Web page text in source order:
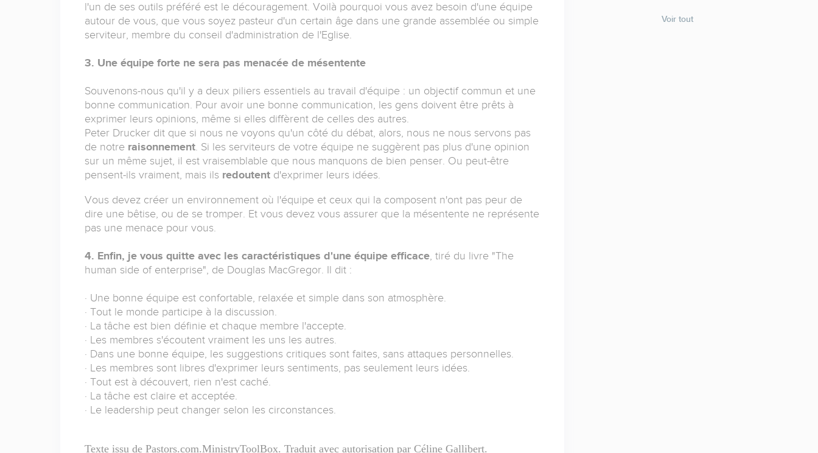
l'un de ses outils préféré est le découragement. Voilà pourquoi vous avez besoin d'une équipe
autour de vous, que vous soyez pasteur d'un certain âge dans une grande assemblée ou simple
serviteur, membre du conseil d'administration de l'Eglise.
3. Une équipe forte ne sera pas menacée de mésentente
Souvenons-nous qu'il y a deux piliers essentiels au travail d'équipe : un objectif commun et une
bonne communication. Pour avoir une bonne communication, les gens doivent être prêts à
exprimer leurs opinions, même si elles diffèrent de celles des autres.
Peter Drucker dit que si nous ne voyons qu'un côté du débat, alors, nous ne nous servons pas
de notre raisonnement. Si les serviteurs de votre équipe ne suggèrent pas plus d'une opinion
sur un même sujet, il est vraisemblable que nous manquons de bien penser. Ou peut-être
pensent-ils vraiment, mais ils redoutentd'exprimer leurs idées.
Vous devez créer un environnement où l'équipe et ceux qui la composent n'ont pas peur de
dire une bêtise, ou de se tromper. Et vous devez vous assurer que la mésentente ne représente
pas une menace pour vous.
4. Enfin, je vous quitte avec les caractéristiques d'une équipe efficace, tiré du livre "The
human side of enterprise", de Douglas MacGregor. Il dit :
· Une bonne équipe est confortable, relaxée et simple dans son atmosphère.
· Tout le monde participe à la discussion.
· La tâche est bien définie et chaque membre l'accepte.
· Les membres s'écoutent vraiment les uns les autres.
· Dans une bonne équipe, les suggestions critiques sont faites, sans attaques personnelles.
· Les membres sont libres d'exprimer leurs sentiments, pas seulement leurs idées.
· Tout est à découvert, rien n'est caché.
· La tâche est claire et acceptée.
· Le leadership peut changer selon les circonstances.
Texte issu de Pastors.com.MinistryToolBox. Traduit avec autorisation par Céline Gallibert.
Voir tout